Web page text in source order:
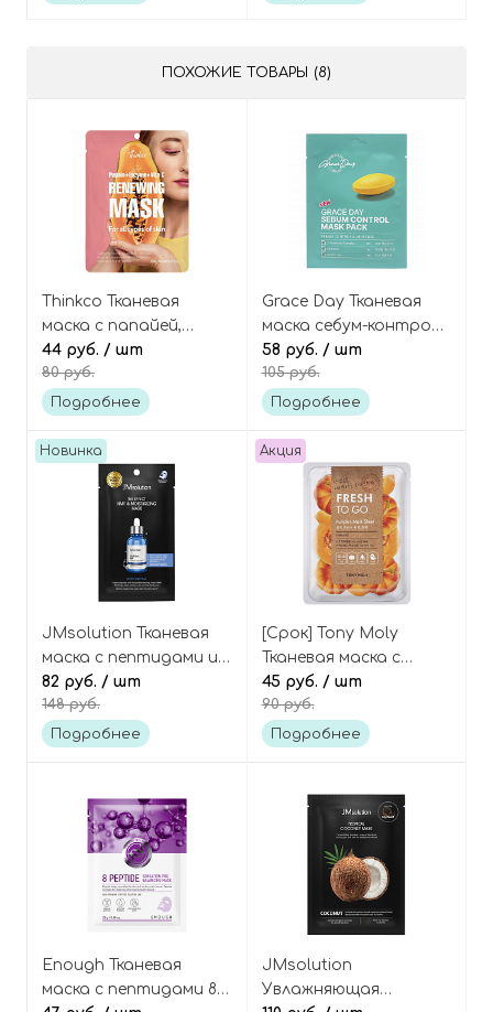
ПОХОЖИЕ ТОВАРЫ (8)
Thinkco Тканевая
маска с папайей,
энзимами и
витамином С,
Papain+Enzyme+Vita C
44 руб. / шт
80 руб.
Подробнее
Grace Day Тканевая
маска себум-контроль
с пробиотиками,
Sebum Control Mask
Pack
58 руб. / шт
105 руб.
Подробнее
Новинка
JMsolution Тканевая
маска с пептидами и
гиалуроновой
кислотой, The Effect
Nmf & Moisturizing
82 руб. / шт
148 руб.
Подробнее
Акция
[Срок] Tony Moly
Тканевая маска с
экстрактом тыквы,
Fresh To Go Pumpkin
Mask Sheet
45 руб. / шт
90 руб.
Подробнее
Enough Тканевая
маска с пептидами 8
JMsolution
Увлажняющая